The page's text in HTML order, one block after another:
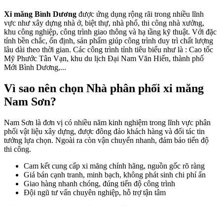
Xi măng Bình Dương được ứng dụng rộng rãi trong nhiều lĩnh
vực như xây dựng nhà ở, biệt thự, nhà phố, thi công nhà xưởng,
khu công nghiệp, công trình giao thông và hạ tầng kỹ thuật. Với đặc
tính bền chắc, ổn định, sản phẩm giúp công trình duy trì chất lượng
lâu dài theo thời gian. Các công trình tỉnh tiêu biểu như là : Cao tốc
Mỹ Phước Tân Vạn, khu du lịch Đại Nam Văn Hiến, thành phố
Mới Bình Dương,...
Vì sao nên chọn Nhà phân phối xi măng
Nam Sơn?
Nam Sơn là đơn vị có nhiều năm kinh nghiệm trong lĩnh vực phân
phối vật liệu xây dựng, được đông đảo khách hàng và đối tác tin
tưởng lựa chọn. Ngoài ra còn vận chuyển nhanh, đảm bảo tiến độ
thi công.
Cam kết cung cấp xi măng chính hãng, nguồn gốc rõ ràng
Giá bán cạnh tranh, minh bạch, không phát sinh chi phí ẩn
Giao hàng nhanh chóng, đúng tiến độ công trình
Đội ngũ tư vấn chuyên nghiệp, hỗ trợ tận tâm